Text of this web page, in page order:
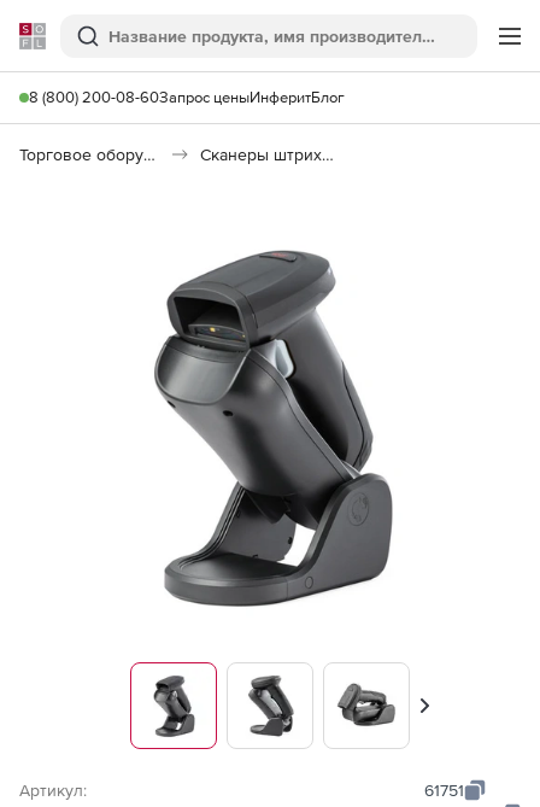
Softline
Поиск
8 (800) 200-08-60Запрос ценыИнферитБлог
Торговое оборудование Сканеры штрихкодов
Вперед
Артикул:
61751